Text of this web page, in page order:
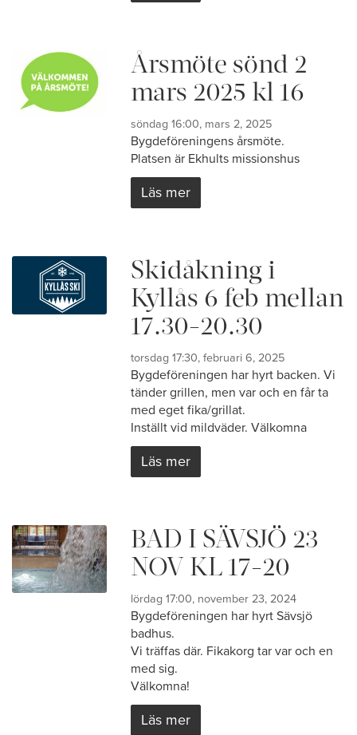
Årsmöte sönd 2
mars 2025 kl 16
söndag 16:00, mars 2, 2025
Bygdeföreningens årsmöte.
Platsen är Ekhults missionshus
Läs mer
Skidåkning i
Kyllås 6 feb mellan
17.30-20.30
torsdag 17:30, februari 6, 2025
Bygdeföreningen har hyrt backen. Vi
tänder grillen, men var och en får ta
med eget fika/grillat.
Inställt vid mildväder. Välkomna
Läs mer
BAD I SÄVSJÖ 23
NOV KL 17-20
lördag 17:00, november 23, 2024
Bygdeföreningen har hyrt Sävsjö
badhus.
Vi träffas där. Fikakorg tar var och en
med sig.
Välkomna!
Läs mer